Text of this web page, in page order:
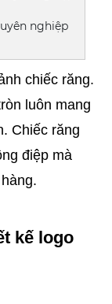
nghiệp
chiếc răng.
luôn mang
Chiếc răng
điệp mà
kế logo